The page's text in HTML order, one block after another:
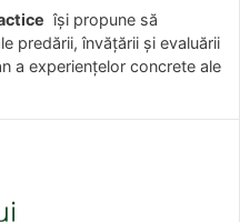
îşi propune să
predării, învăţării şi evaluării
a experienţelor concrete ale